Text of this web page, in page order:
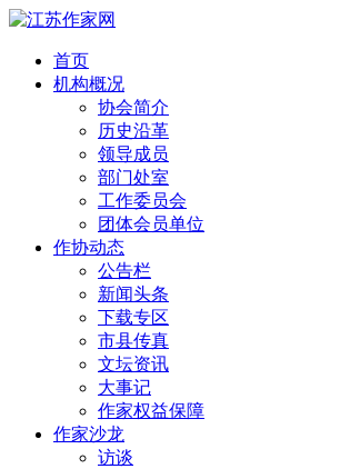
首页
机构概况
协会简介
历史沿革
领导成员
部门处室
工作委员会
团体会员单位
作协动态
公告栏
新闻头条
下载专区
市县传真
文坛资讯
大事记
作家权益保障
作家沙龙
访谈